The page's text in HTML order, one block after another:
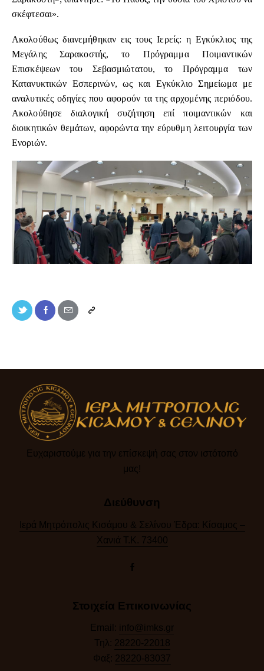
σκέφτεσαι».
Ακολούθως διανεμήθηκαν εις τους Ιερείς: η Εγκύκλιος της
Μεγάλης Σαρακοστής, το Πρόγραμμα Ποιμαντικών
Επισκέψεων του Σεβασμιώτατου, το Πρόγραμμα των
Κατανυκτικών Εσπερινών, ως και Εγκύκλιο Σημείωμα με
αναλυτικές οδηγίες που αφορούν τα της αρχομένης περιόδου.
Ακολούθησε διαλογική συζήτηση επί ποιμαντικών και
διοικητικών θεμάτων, αφορώντα την εύρυθμη λειτουργία των
Ενοριών.
Ευχαριστούμε για την επίσκεψή σας στον ιστότοπό
μας!​
Διεύθυνση
Ιερά Μητρόπολις Κισάμου & Σελίνου Έδρα: Κίσαμος –
Χανιά Τ.Κ. 73400
Στοιχεία Επικοινωνίας
Email: info@imks.gr
Τηλ: 28220-22018
Φαξ: 28220-83037